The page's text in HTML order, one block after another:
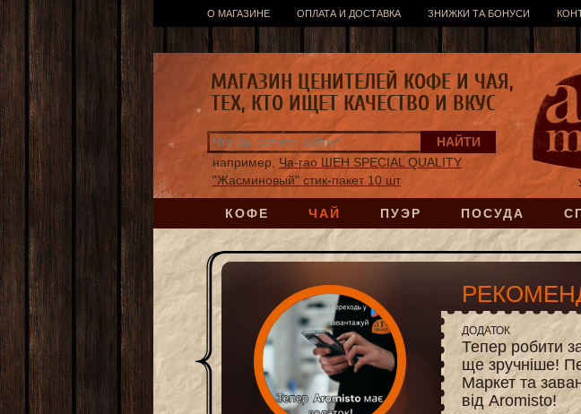
О МАГАЗИНЕ ОПЛАТА И ДОСТАВКА ЗНИЖКИ ТА БОНУСИ
КОФЕ ЧАЙ ПУЭР ПОСУДА
например, Ча-гао ШЕН SPECIAL QUALITY
"Жасминовый" стик-пакет 10 шт
МАГАЗИН ЦЕНИТЕЛЕЙ КОФЕ И ЧАЯ,
ТЕХ, КТО ИЩЕТ КАЧЕСТВО И ВКУС
ДОДАТОК
Тепер робити
ще зручніше!
Маркет та
від Aromisto!